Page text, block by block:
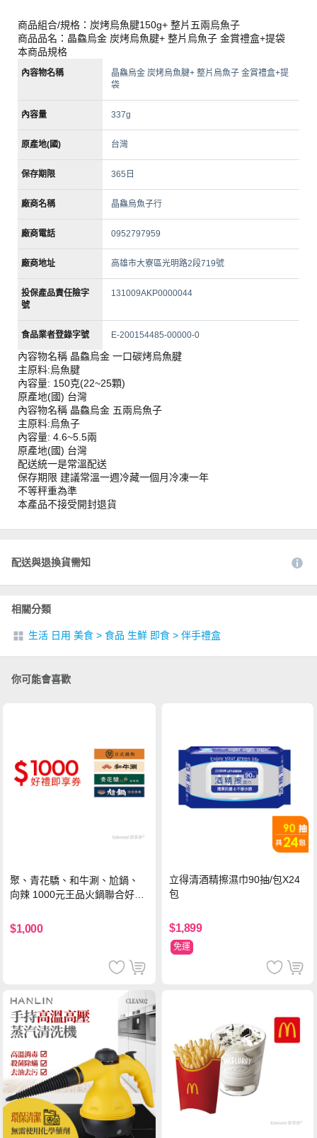
商品組合/規格：炭烤烏魚腱150g+ 整片五兩烏魚子
商品品名：晶鱻烏金 炭烤烏魚腱+ 整片烏魚子 金賞禮盒+提袋
本商品規格
內容物名稱
晶鱻烏金 炭烤烏魚腱+ 整片烏魚子 金賞禮盒+提
袋
內容量 337g
原產地(國) 台灣
保存期限 365日
廠商名稱 晶鱻烏魚子行
廠商電話 0952797959
廠商地址 高雄市大寮區光明路2段719號
投保產品責任險字
號
131009AKP0000044
食品業者登錄字號 E-200154485-00000-0
內容物名稱 晶鱻烏金 一口碳烤烏魚腱
主原料:烏魚腱
內容量: 150克(22~25顆)
原產地(國) 台灣
內容物名稱 晶鱻烏金 五兩烏魚子
主原料:烏魚子
內容量: 4.6~5.5兩
原產地(國) 台灣
配送統一是常溫配送
保存期限 建議常溫一週冷藏一個月冷凍一年
不等秤重為準
本產品不接受開封退貨
配送與退換貨需知
相關分類
生活 日用 美食 > 食品 生鮮 即食 > 伴手禮盒
你可能會喜歡
聚、青花驕、和牛涮、尬鍋、
向辣 1000元王品火鍋聯合好禮
$1,000
立得清酒精擦濕巾90抽/包X24
包
$1,899
免運